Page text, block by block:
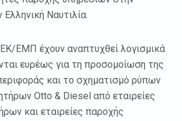
Ελληνική Ναυτιλία.
ΕΜΠ έχουν αναπτυχθεί λογισμικά
ευρέως για τη προσομοίωση της
και το σχηματισμό ρύπων
Otto & Diesel από εταιρείες
και εταιρείες παροχής